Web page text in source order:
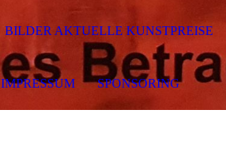
BILDER AKTUELLE KUNSTPREISE
IMPRESSUM SPONSORING